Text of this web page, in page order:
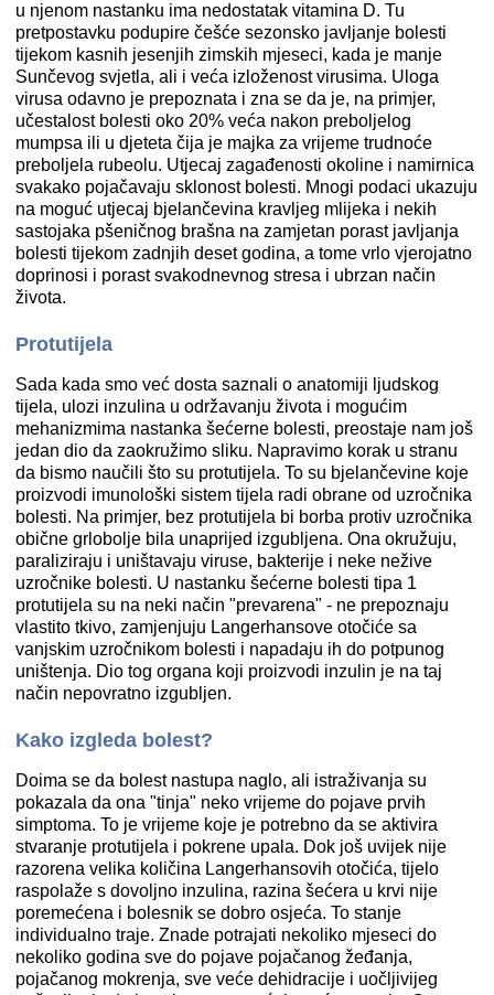
u njenom nastanku ima nedostatak vitamina D. Tu
pretpostavku podupire češće sezonsko javljanje bolesti
tijekom kasnih jesenjih zimskih mjeseci, kada je manje
Sunčevog svjetla, ali i veća izloženost virusima. Uloga
virusa odavno je prepoznata i zna se da je, na primjer,
učestalost bolesti oko 20% veća nakon preboljelog
mumpsa ili u djeteta čija je majka za vrijeme trudnoće
preboljela rubeolu. Utjecaj zagađenosti okoline i namirnica
svakako pojačavaju sklonost bolesti. Mnogi podaci ukazuju
na moguć utjecaj bjelančevina kravljeg mlijeka i nekih
sastojaka pšeničnog brašna na zamjetan porast javljanja
bolesti tijekom zadnjih deset godina, a tome vrlo vjerojatno
doprinosi i porast svakodnevnog stresa i ubrzan način
života.
Protutijela
Sada kada smo već dosta saznali o anatomiji ljudskog
tijela, ulozi inzulina u održavanju života i mogućim
mehanizmima nastanka šećerne bolesti, preostaje nam još
jedan dio da zaokružimo sliku. Napravimo korak u stranu
da bismo naučili što su protutijela. To su bjelančevine koje
proizvodi imunološki sistem tijela radi obrane od uzročnika
bolesti. Na primjer, bez protutijela bi borba protiv uzročnika
obične grlobolje bila unaprijed izgubljena. Ona okružuju,
paraliziraju i uništavaju viruse, bakterije i neke nežive
uzročnike bolesti. U nastanku šećerne bolesti tipa 1
protutijela su na neki način "prevarena" - ne prepoznaju
vlastito tkivo, zamjenjuju Langerhansove otočiće sa
vanjskim uzročnikom bolesti i napadaju ih do potpunog
uništenja. Dio tog organa koji proizvodi inzulin je na taj
način nepovratno izgubljen.
Kako izgleda bolest?
Doima se da bolest nastupa naglo, ali istraživanja su
pokazala da ona "tinja" neko vrijeme do pojave prvih
simptoma. To je vrijeme koje je potrebno da se aktivira
stvaranje protutijela i pokrene upala. Dok još uvijek nije
razorena velika količina Langerhansovih otočića, tijelo
raspolaže s dovoljno inzulina, razina šećera u krvi nije
poremećena i bolesnik se dobro osjeća. To stanje
individualno traje. Znade potrajati nekoliko mjeseci do
nekoliko godina sve do pojave pojačanog žeđanja,
pojačanog mokrenja, sve veće dehidracije i uočljivijeg